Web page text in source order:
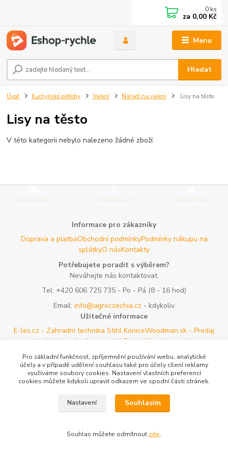
Menu
Hledat
0 ks
za 0,00 Kč
Úvod Kuchyňské potřeby Vaření Nářadí na vaření Lisy na těsto
Lisy na těsto
V této kategorii nebylo nalezeno žádné zboží.
Informace pro zákazníky
Doprava a platbaObchodní podmínkyPodmínky nákupu na
splátkyO násKontakty
Potřebujete poradit s výběrem?
Neváhejte nás kontaktovat.
Tel: +420 606 725 735 - Po - Pá (8 - 16 hod)
Email: info@agroczechia.cz - kdykoliv
Užitečné informace
E-les.cz - Zahradní technika Stihl KoniceWoodman.sk - Predaj
lesníckeho náradia a potriebFormulář odstoupení o
smlouvyReklamace a vrácení zboží Rady a tipy
Tabulky rozměrů
oblečení a obuviMapa stránek
Vytvořeno na Eshop-rychle.cz
Pro základní funkčnost, zpříjemnění používání webu, analytické
účely a v případě udělení souhlasu také pro účely cílení reklamy
využíváme soubory cookies. Nastavení vlastních preferencí
cookies můžete kdykoli upravit odkazem ve spodní části stránek.
Nastavení Souhlasím
Souhlas můžete odmítnout zde.